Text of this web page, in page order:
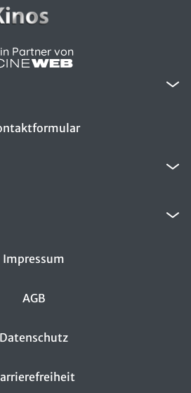
Partner von
Impressum
AGB
Datenschutz